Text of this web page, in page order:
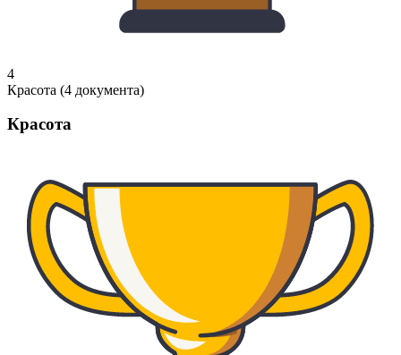
4
Красота (4 документа)
Красота